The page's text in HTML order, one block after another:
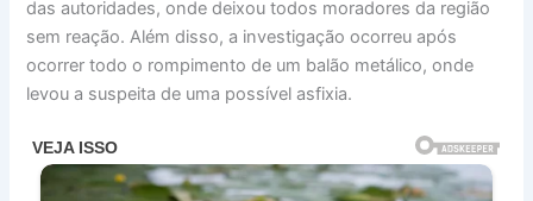
das autoridades, onde deixou todos moradores da região
sem reação. Além disso, a investigação ocorreu após
ocorrer todo o rompimento de um balão metálico, onde
levou a suspeita de uma possível asfixia.